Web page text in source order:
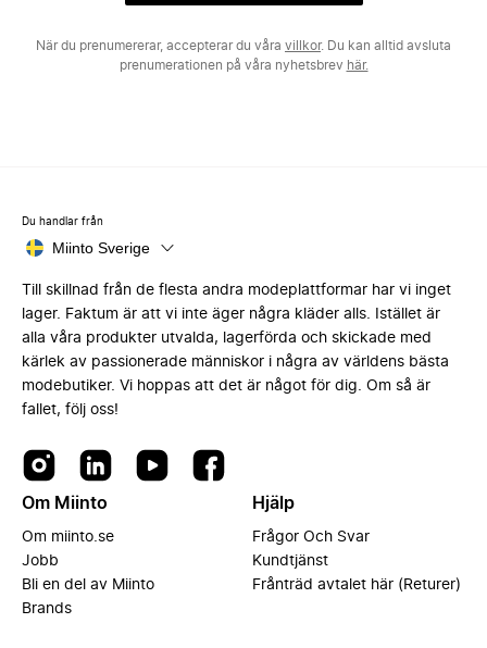
När du prenumererar, accepterar du våra villkor. Du kan alltid avsluta
prenumerationen på våra nyhetsbrev här.
Du handlar från
Miinto Sverige
Till skillnad från de flesta andra modeplattformar har vi inget
lager. Faktum är att vi inte äger några kläder alls. Istället är
alla våra produkter utvalda, lagerförda och skickade med
kärlek av passionerade människor i några av världens bästa
modebutiker. Vi hoppas att det är något för dig. Om så är
fallet, följ oss!
Om Miinto
Om miinto.se
Jobb
Bli en del av Miinto
Brands
Hjälp
Frågor Och Svar
Kundtjänst
Frånträd avtalet här (Returer)